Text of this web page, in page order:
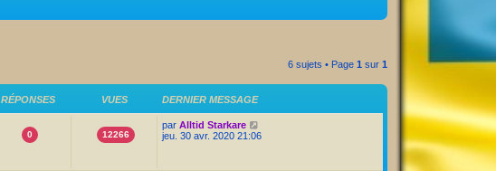
6 sujets • Page 1 sur 1
RÉPONSES VUES DERNIER MESSAGE
0 12266
par Alltid Starkare
jeu. 30 avr. 2020 21:06